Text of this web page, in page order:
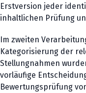
Erstversion jeder
inhaltlichen Prüfung
Im zweiten
Kategorisierung der
Stellungnahmen
vorläufige
Bewertungsprüfung